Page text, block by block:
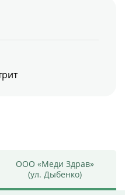
ООО «Меди Здрав»
(ул. Дыбенко)